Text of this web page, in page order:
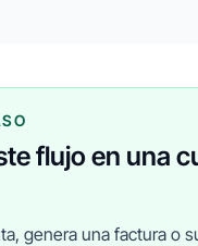
flujo en una
genera una factura o